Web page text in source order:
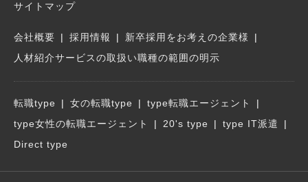
サイトマップ
会社概要 採用情報
新卒採用をお考えの企業様
人材紹介サービスの取扱い職種の範囲の明示
転職type 女の転職type
type転職エージェント
type女性の転職エージェント
20's type
type IT派遣
Direct type